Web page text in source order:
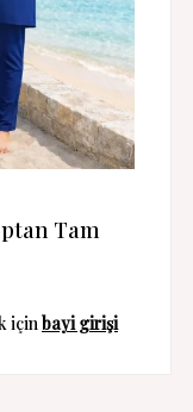
Tam
için bayi girişi